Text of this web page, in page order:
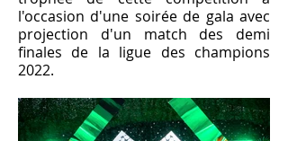
l'occasion d'une soirée de gala avec
projection d'un match des demi
finales de la ligue des champions
2022.